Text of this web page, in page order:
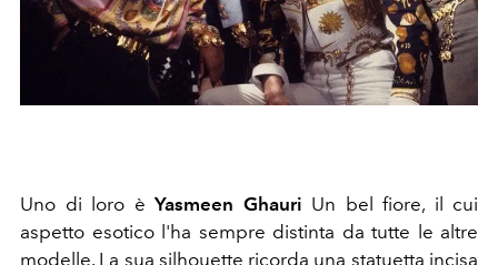
Uno di loro è Yasmeen Ghauri Un bel fiore, il cui
aspetto esotico l'ha sempre distinta da tutte le altre
modelle. La sua silhouette ricorda una statuetta incisa